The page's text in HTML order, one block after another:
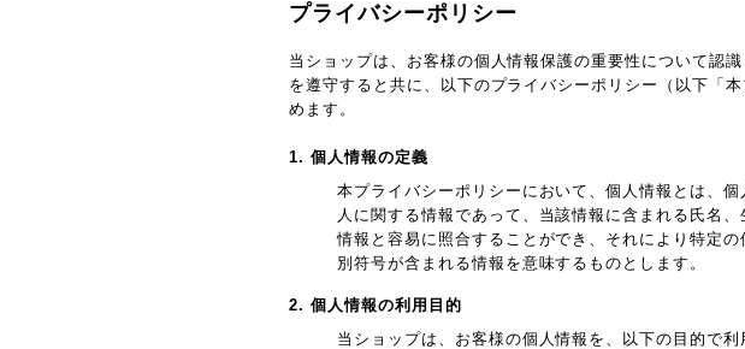
プライバシーポリシー
当ショップは、お客様の個人情報保護の重要性について認
を遵守すると共に、以下のプライバシーポリシー（以下「
めます。
1. 個人情報の定義
本プライバシーポリシーにおいて、個人情報とは、
人に関する情報であって、当該情報に含まれる氏名
情報と容易に照合することができ、それにより特定
別符号が含まれる情報を意味するものとします。
2. 個人情報の利用目的
当ショップは、お客様の個人情報を、以下の目的で利